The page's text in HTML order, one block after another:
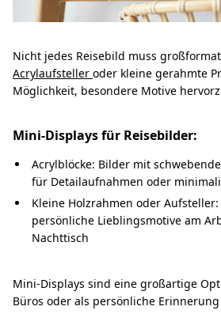
Nicht jedes Reisebild muss
Acrylaufsteller oder kleine gerahmte
Möglichkeit, besondere Motive
Mini-Displays für Reisebilder:
Acrylblöcke: Bilder mit
für Detailaufnahmen oder
Kleine Holzrahmen oder
persönliche Lieblingsmotive am
Nachttisch
Mini-Displays sind eine großartige
Büros oder als persönliche